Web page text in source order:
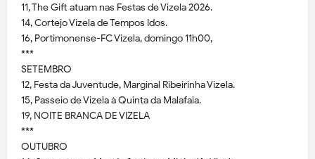
11, The Gift atuam nas Festas de Vizela 2026.
14, Cortejo Vizela de Tempos Idos.
16, Portimonense-FC Vizela, domingo 11h00,
***
SETEMBRO
12, Festa da Juventude, Marginal Ribeirinha Vizela.
15, Passeio de Vizela à Quinta da Malafaia.
19, NOITE BRANCA DE VIZELA
***
OUTUBRO